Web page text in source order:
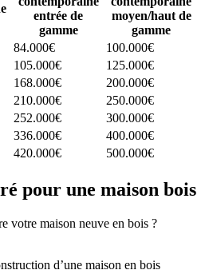
entrée de
gamme
moyen/haut de
gamme
84.000€
100.000€
105.000€
125.000€
168.000€
200.000€
210.000€
250.000€
252.000€
300.000€
336.000€
400.000€
420.000€ 500.000€
pour une maison bois
votre maison neuve en bois ?
d’une maison en bois